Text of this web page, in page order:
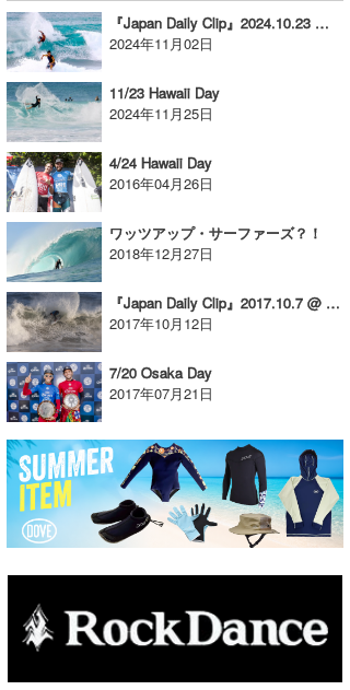
『Japan Daily Clip』2024.10.23 @ Okinawa
2024年11月02日
11/23 Hawaii Day
2024年11月25日
4/24 Hawaii Day
2016年04月26日
ワッツアップ・サーファーズ？！
2018年12月27日
『Japan Daily Clip』2017.10.7 @ Ibaraki
2017年10月12日
7/20 Osaka Day
2017年07月21日
VAGY
waka☆=
YUKI☆
たっちー
ハンマー
まっきー
三輪予報士
小川予報士
上田純子
上條将美
唐澤予報士
SancheZ
ゴン
wanda
予報士 hiro.